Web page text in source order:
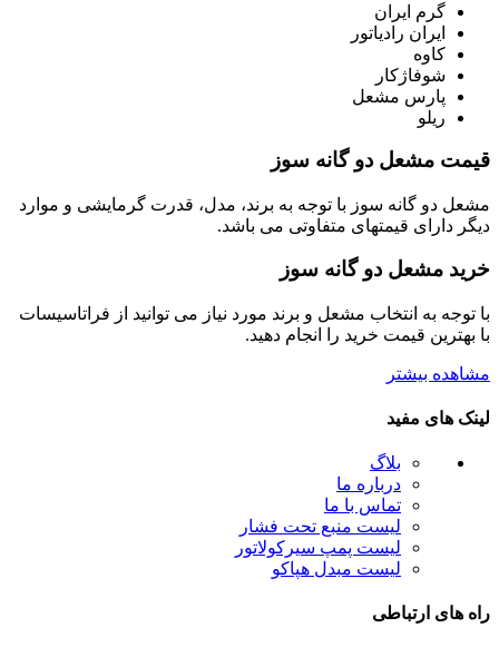
گرم ایران
ایران رادیاتور
کاوه
شوفاژکار
پارس مشعل
ریلو
قیمت مشعل دو گانه سوز
مشعل دو گانه سوز با توجه به برند، مدل، قدرت گرمایشی و موارد
دیگر دارای قیمتهای متفاوتی می باشد.
خرید مشعل دو گانه سوز
با توجه به انتخاب مشعل و برند مورد نیاز می توانید از فراتاسیسات
با بهترین قیمت خرید را انجام دهید.
مشاهده بیشتر
لینک های مفید
بلاگ
درباره ما
تماس با ما
لیست منبع تحت فشار
لیست پمپ سیرکولاتور
لیست مبدل هپاکو
راه های ارتباطی